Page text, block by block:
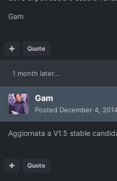
Gam
Quote
1 month later...
Gam
Posted December 4,
Aggiornata a V1.5 stable
Quote